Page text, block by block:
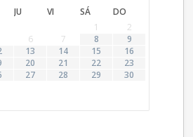
JU VI SÁ
DO
1
2
6 7 8
9
13 14 15
16
20 21 22
23
27 28 29
30